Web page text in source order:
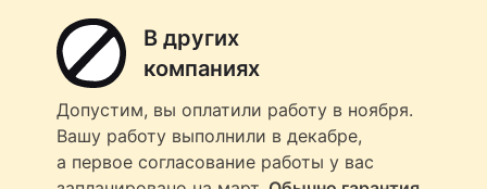
В других
компаниях
Допустим, вы оплатили работу в ноября.
Вашу работу выполнили в декабре,
а первое согласование работы у вас